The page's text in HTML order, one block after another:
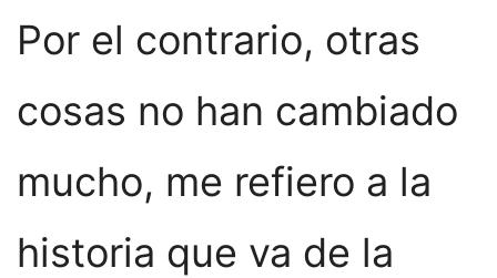
Por el contrario, otras
cosas no han cambiado
mucho, me refiero a la
historia que va de la